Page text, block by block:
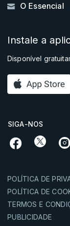
O Essencial
Instale a
Disponível
SIGA-NOS
POLÍTICA DE
POLÍTICA DE
TERMOS E
PUBLICIDADE